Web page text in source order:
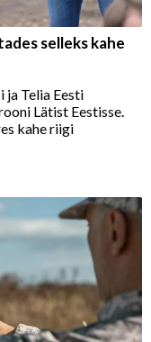
selleks kahe
Telia Eesti
Lätist Eestisse.
kahe riigi